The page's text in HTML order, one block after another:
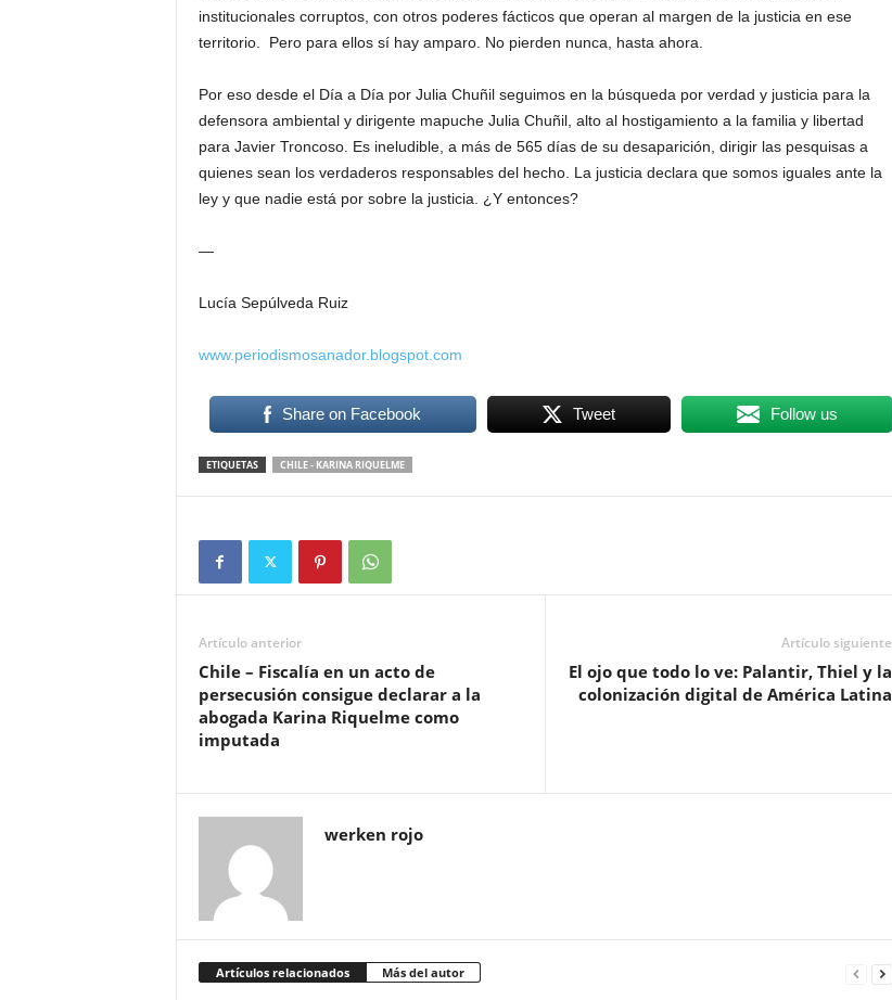
institucionales corruptos, con otros poderes fácticos que operan al margen de la justicia en ese
territorio. Pero para ellos sí hay amparo. No pierden nunca, hasta ahora.
Por eso desde el Día a Día por Julia Chuñil seguimos en la búsqueda por verdad y justicia para la
defensora ambiental y dirigente mapuche Julia Chuñil, alto al hostigamiento a la familia y libertad
para Javier Troncoso. Es ineludible, a más de 565 días de su desaparición, dirigir las pesquisas a
quienes sean los verdaderos responsables del hecho. La justicia declara que somos iguales ante la
ley y que nadie está por sobre la justicia. ¿Y entonces?
—
Lucía Sepúlveda Ruiz
www.periodismosanador.blogspot.com
Share on Facebook Tweet Follow us
ETIQUETAS CHILE - KARINA RIQUELME
Artículo anterior
Chile – Fiscalía en un acto de
persecusión consigue declarar a la
abogada Karina Riquelme como
imputada
Artículo siguiente
El ojo que todo lo ve: Palantir, Thiel y la
colonización digital de América Latina
werken rojo
Artículos relacionados Más del autor